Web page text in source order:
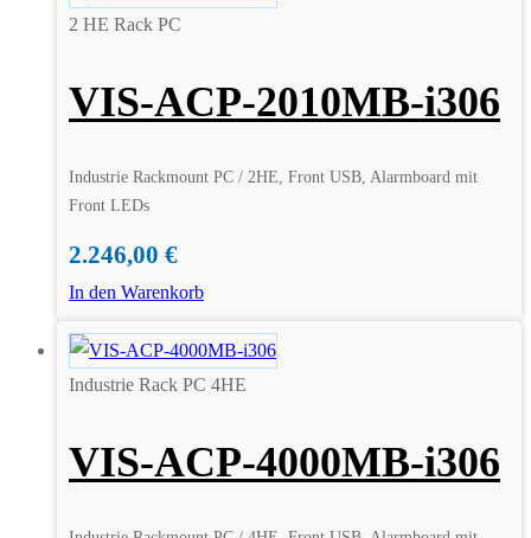
2 HE Rack PC
VIS-ACP-2010MB-i306
Industrie Rackmount PC / 2HE, Front USB, Alarmboard mit
Front LEDs
2.246,00 €
In den Warenkorb
Industrie Rack PC 4HE
VIS-ACP-4000MB-i306